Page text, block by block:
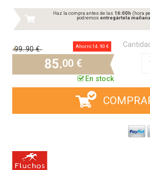
Haz la compra antes de las 16:00h (hora
podremos entregártela mañana
99.90 € Ahorro 14. 90 €
85.00 €
En stock